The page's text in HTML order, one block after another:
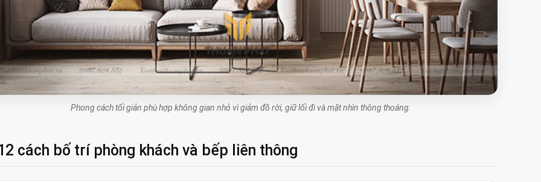
Phong cách tối giản phù hợp không gian nhỏ vì giảm đồ rời, giữ lối đi và mặt nhìn thông thoáng.
cách bố trí phòng khách và bếp liên thông